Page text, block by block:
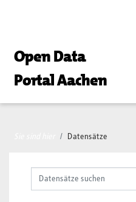
Open Data
Portal Aachen
Datensätze